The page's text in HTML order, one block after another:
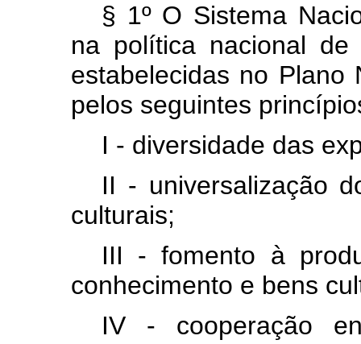
§ 1º O Sistema
na política nacional
estabelecidas no Plano
pelos seguintes
I - diversidade das
II - universalização
culturais;
III - fomento à
conhecimento e bens
IV - cooperação